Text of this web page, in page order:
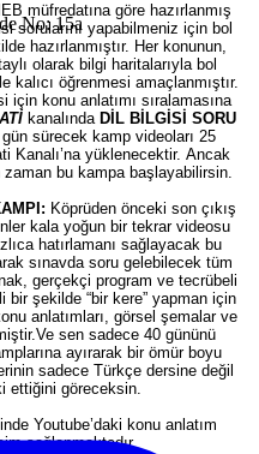
müfredatına göre hazırlanmış
sorularını yapabilmeniz için bol
hazırlanmıştır. Her konunun,
olarak bilgi haritalarıyla bol
öğrenmesi amaçlanmıştır.
için konu anlatımı sıralamasına
kanalında DİL BİLGİSİ SORU
gün sürecek kamp videoları 25
Kanalı’na yüklenecektir. Ancak
bu kampa başlayabilirsin.
Köprüden önceki son çıkış
kala yoğun bir tekrar videosu
hatırlamanı sağlayacak bu
sınavda soru gelebilecek tüm
gerçekçi program ve tecrübeli
bir şekilde “bir kere” yapman için
anlatımları, görsel şemalar ve
sen sadece 40 gününü
ayırarak bir ömür boyu
sadece Türkçe dersine değil
ettiğini göreceksin.
Youtube’daki konu anlatım
sağlanmaktadır.
No: 15a